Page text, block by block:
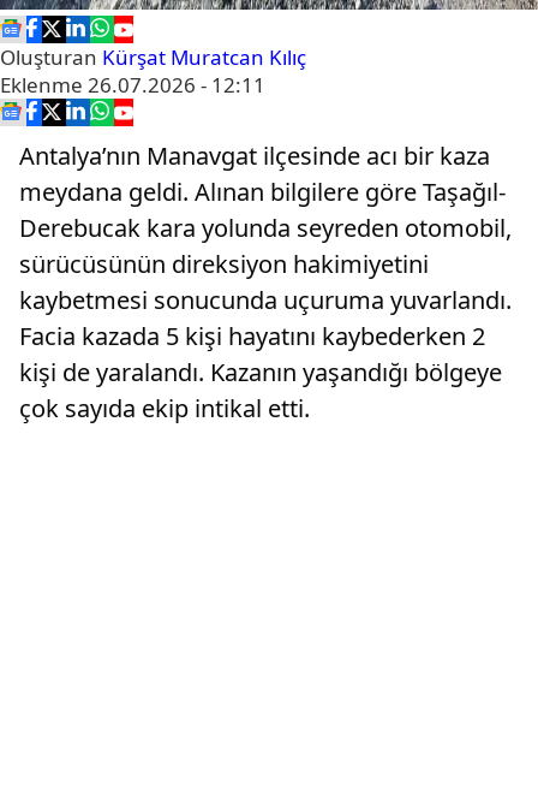
Oluşturan Kürşat Muratcan Kılıç
Eklenme 26.07.2026 - 12:11
Antalya’nın Manavgat ilçesinde acı bir kaza
meydana geldi. Alınan bilgilere göre Taşağıl-
Derebucak kara yolunda seyreden otomobil,
sürücüsünün direksiyon hakimiyetini
kaybetmesi sonucunda uçuruma yuvarlandı.
Facia kazada 5 kişi hayatını kaybederken 2
kişi de yaralandı. Kazanın yaşandığı bölgeye
çok sayıda ekip intikal etti.